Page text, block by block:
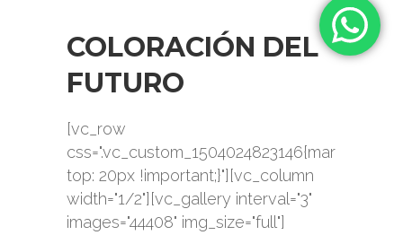
COLORACIÓN DEL
FUTURO
[vc_row
css=".vc_custom_1504024823146{margin-
top: 20px !important;}"][vc_column
width="1/2"][vc_gallery interval="3"
images="44408" img_size="full"]